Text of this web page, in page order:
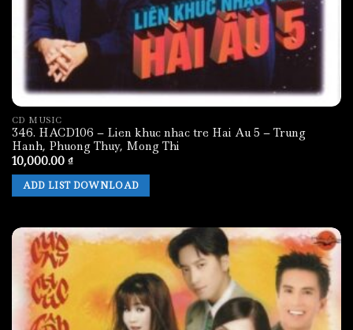
13. 13 La Saeta (Popular By Joan Manuel
Serrat) (Spanish Guitar Version).mp3
CD MUSIC
346. HACD106 – Lien khuc nhac tre Hai Au 5 – Trung
Hanh, Phuong Thuy, Mong Thi
10,000.00 ₫
ADD LIST DOWNLOAD